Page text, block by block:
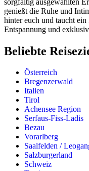
genießt die Ruhe und
hinter euch und taucht
Entspannung und
Beliebte
Österreich
Bregenzerwald
Italien
Tirol
Achensee Region
Serfaus-Fiss-Ladis
Bezau
Vorarlberg
Saalfelden /
Salzburgerland
Schweiz